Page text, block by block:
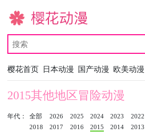
樱花动漫
樱花首页 日本动漫 国产动漫 欧美动漫
2015其他地区冒险动漫
年代： 全部 2026 2025 2024 2023 2022
2018
2017 2016 2015 2014 2013